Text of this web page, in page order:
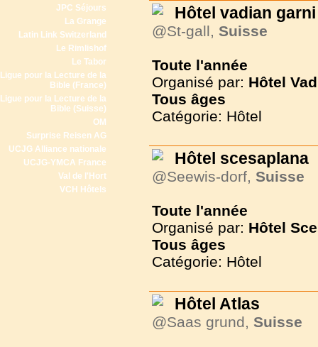
JPC Séjours
La Grange
Latin Link Switzerland
Le Rimlishof
Le Tabor
Ligue pour la Lecture de la
Bible (France)
Ligue pour la Lecture de la
Bible (Suisse)
OM
Surprise Reisen AG
UCJG Alliance nationale
UCJG-YMCA France
Val de l'Hort
VCH Hôtels
Hôtel vadian garni
@St-gall, Suisse
Toute l'année
Organisé par: Hôtel
Tous âges
Catégorie: Hôtel
Hôtel scesaplana
@Seewis-dorf, Suisse
Toute l'année
Organisé par: Hôtel
Tous âges
Catégorie: Hôtel
Hôtel Atlas
@Saas grund, Suisse